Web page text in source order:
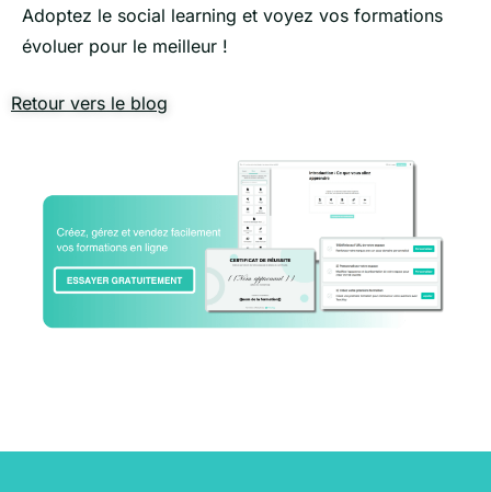
Adoptez le social learning et voyez vos formations
évoluer pour le meilleur !
Retour vers le blog